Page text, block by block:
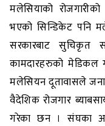
मलेसियाको
भएको सिन्डिकेट पनि
सरकारबाट सुचिकृत
कामदारहरुको मेडिकल
मलेसियन दूतावासले
वैदेशिक रोजगार
गरेका छन । संघका